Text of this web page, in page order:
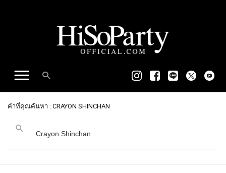
คำที่คุณค้นหา : CRAYON SHINCHAN